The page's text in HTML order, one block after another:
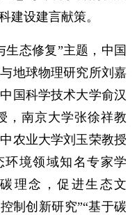
建设建言献策。
生态修复”主题，中国
地球物理研究所刘嘉
国科学技术大学俞汉
，南京大学张徐祥教
农业大学刘玉荣教授
境领域知名专家学
理念，促进生态文
制创新研究”“基于碳